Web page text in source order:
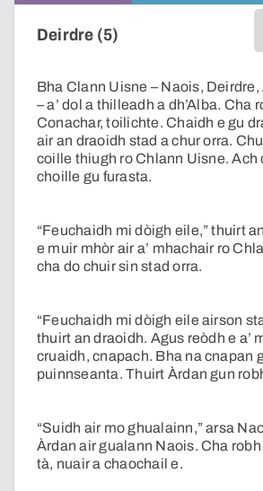
Deirdre (5)
Bha Clann Uisne – Naois,
– a’ dol a thilleadh a dh’Alba. Cha
Conachar, toilichte. Chaidh e gu
air an draoidh stad a chur orra.
coille thiugh ro Chlann Uisne. Ach
choille gu furasta.
“Feuchaidh mi dòigh eile,” thuirt
e muir mhòr air a’ mhachair ro
cha do chuir sin stad orra.
“Feuchaidh mi dòigh eile airson
thuirt an draoidh. Agus reòdh e a’
cruaidh, cnapach. Bha na cnapan
puinnseanta. Thuirt Àrdan gun
“Suidh air mo ghualainn,” arsa
Àrdan air gualann Naois. Cha
tà, nuair a chaochail e.